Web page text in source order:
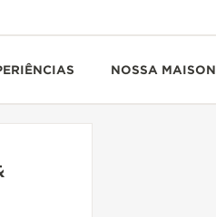
NOSSA MAISON